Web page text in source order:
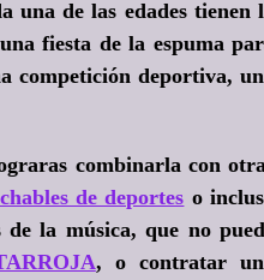
una de las edades tienen
fiesta de la espuma
competición deportiva,
combinarla con
de deportes o
la música, que no
, o contratar